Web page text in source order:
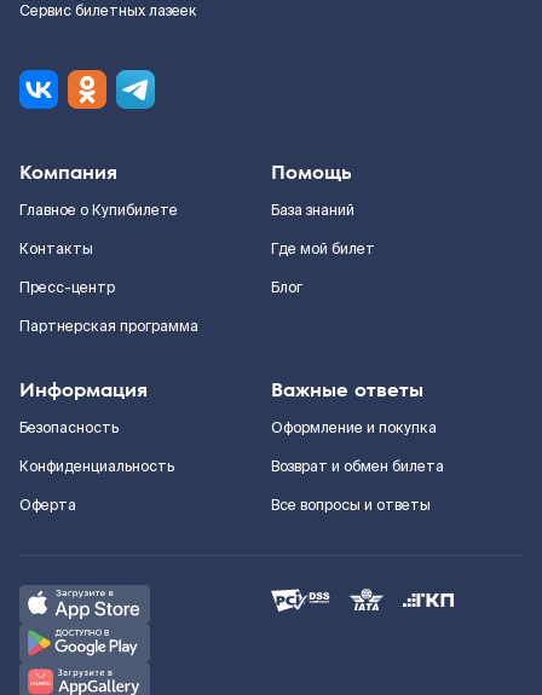
Сервис билетных лазеек
Компания
Главное о Купибилете
Контакты
Пресс-центр
Партнерская программа
Помощь
База знаний
Где мой билет
Блог
Информация
Безопасность
Конфиденциальность
Оферта
Важные ответы
Оформление и покупка
Возврат и обмен билета
Все вопросы и ответы